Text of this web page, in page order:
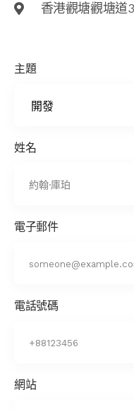
香港觀塘觀塘道
主題
姓名
電子郵件
電話號碼
網站